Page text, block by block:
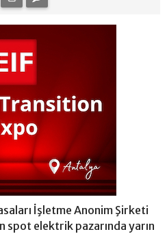
İşletme Anonim Şirketi
spot elektrik pazarında yarın